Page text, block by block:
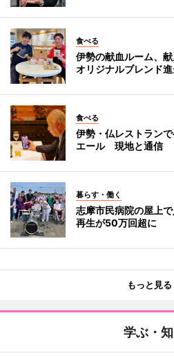
食べる
伊勢の献血ルーム、
オリジナルブレンド進
食べる
伊勢・仏レストラン
エール 現地と通信
暮らす・働く
志摩市民病院の屋上
再生が50万回超に
もっと見る
学ぶ・